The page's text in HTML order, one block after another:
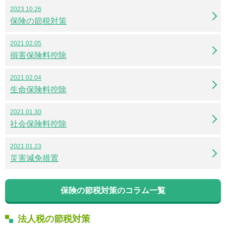
2023.10.26
保険の節税対策
2021.02.05
損害保険料控除
2021.02.04
生命保険料控除
2021.01.30
社会保険料控除
2021.01.23
災害減免措置
保険の節税対策のコラム一覧
法人税の節税対策